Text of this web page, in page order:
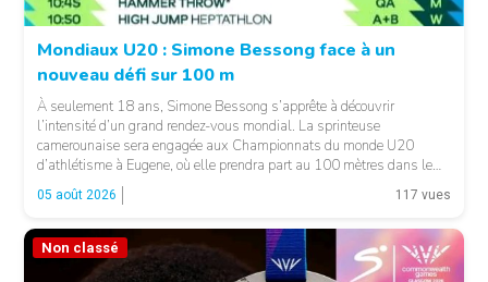
Mondiaux U20 : Simone Bessong face à un
nouveau défi sur 100 m
À seulement 18 ans, Simone Bessong s’apprête à découvrir
l’intensité d’un grand rendez-vous mondial. La sprinteuse
camerounaise sera engagée aux Championnats du monde U20
d’athlétisme à Eugene, où elle prendra part au 100 mètres dans le
heat 7. Pour son entrée en lice, la jeune Camerounaise devra se
mesurer à une concurrence relevée. Une première […]
05 août 2026 117 vues
Non classé